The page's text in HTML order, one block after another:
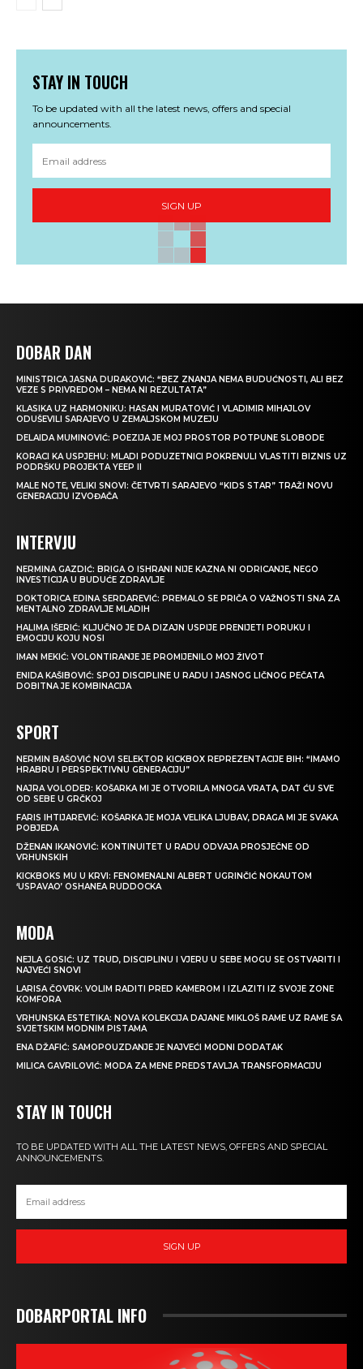
STAY IN TOUCH
To be updated with all the latest news, offers and special
announcements.
SIGN UP
DOBAR DAN
MINISTRICA JASNA DURAKOVIĆ: “BEZ ZNANJA NEMA BUDUĆNOSTI, ALI BEZ
VEZE S PRIVREDOM – NEMA NI REZULTATA”
KLASIKA UZ HARMONIKU: HASAN MURATOVIĆ I VLADIMIR MIHAJLOV
ODUŠEVILI SARAJEVO U ZEMALJSKOM MUZEJU
DELAIDA MUMINOVIĆ: POEZIJA JE MOJ PROSTOR POTPUNE SLOBODE
KORACI KA USPJEHU: MLADI PODUZETNICI POKRENULI VLASTITI BIZNIS UZ
PODRŠKU PROJEKTA YEEP II
MALE NOTE, VELIKI SNOVI: ČETVRTI SARAJEVO “KIDS STAR” TRAŽI NOVU
GENERACIJU IZVOĐAČA
INTERVJU
NERMINA GAZDIĆ: BRIGA O ISHRANI NIJE KAZNA NI ODRICANJE, NEGO
INVESTICIJA U BUDUĆE ZDRAVLJE
DOKTORICA EDINA SERDAREVIĆ: PREMALO SE PRIČA O VAŽNOSTI SNA ZA
MENTALNO ZDRAVLJE MLADIH
HALIMA IŠERIĆ: KLJUČNO JE DA DIZAJN USPIJE PRENIJETI PORUKU I
EMOCIJU KOJU NOSI
IMAN MEKIĆ: VOLONTIRANJE JE PROMIJENILO MOJ ŽIVOT
ENIDA KAŠIBOVIĆ: SPOJ DISCIPLINE U RADU I JASNOG LIČNOG PEČATA
DOBITNA JE KOMBINACIJA
SPORT
NERMIN BAŠOVIĆ NOVI SELEKTOR KICKBOX REPREZENTACIJE BIH: “IMAMO
HRABRU I PERSPEKTIVNU GENERACIJU”
NAJRA VOLODER: KOŠARKA MI JE OTVORILA MNOGA VRATA, DAT ĆU SVE
OD SEBE U GRČKOJ
FARIS IHTIJAREVIĆ: KOŠARKA JE MOJA VELIKA LJUBAV, DRAGA MI JE SVAKA
POBJEDA
DŽENAN IKANOVIĆ: KONTINUITET U RADU ODVAJA PROSJEČNE OD
VRHUNSKIH
KICKBOKS MU U KRVI: FENOMENALNI ALBERT UGRINČIĆ NOKAUTOM
‘USPAVAO’ OSHANEA RUDDOCKA
MODA
NEJLA GOSIĆ: UZ TRUD, DISCIPLINU I VJERU U SEBE MOGU SE OSTVARITI I
NAJVEĆI SNOVI
LARISA ČOVRK: VOLIM RADITI PRED KAMEROM I IZLAZITI IZ SVOJE ZONE
KOMFORA
VRHUNSKA ESTETIKA: NOVA KOLEKCIJA DAJANE MIKLOŠ RAME UZ RAME SA
SVJETSKIM MODNIM PISTAMA
ENA DŽAFIĆ: SAMOPOUZDANJE JE NAJVEĆI MODNI DODATAK
MILICA GAVRILOVIĆ: MODA ZA MENE PREDSTAVLJA TRANSFORMACIJU
STAY IN TOUCH
TO BE UPDATED WITH ALL THE LATEST NEWS, OFFERS AND SPECIAL
ANNOUNCEMENTS.
SIGN UP
DOBARPORTAL INFO